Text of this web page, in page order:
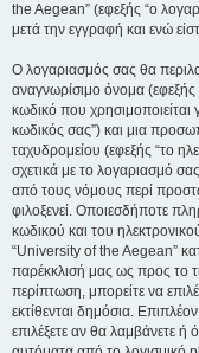
the Aegean” (εφεξής “ο
μετά την εγγραφή και ενώ
Ο λογαριασμός σας θα
αναγνωρίσιμο όνομα
κωδικό που
κωδικός σας”) και μια
ταχυδρομείου (εφεξής “το
σχετικά με το λογαριασμό
από τους νόμους περί
φιλοξενεί. Οποιεσδήποτε
κωδικού και του
“University of the Aegean”
παρέκκλισή μας ως προς το
περίπτωση, μπορείτε να
εκτίθενται δημόσια.
επιλέξετε αν θα λαμβάνετε ή